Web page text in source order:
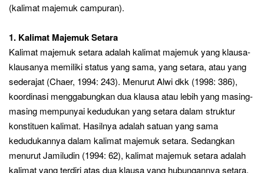
(kalimat majemuk campuran).
1. Kalimat Majemuk Setara
Kalimat majemuk setara adalah kalimat majemuk yang klausa-
klausanya memiliki status yang sama, yang setara, atau yang
sederajat (Chaer, 1994: 243). Menurut Alwi dkk (1998: 386),
koordinasi menggabungkan dua klausa atau lebih yang masing-
masing mempunyai kedudukan yang setara dalam struktur
konstituen kalimat. Hasilnya adalah satuan yang sama
kedudukannya dalam kalimat majemuk setara. Sedangkan
menurut Jamiludin (1994: 62), kalimat majemuk setara adalah
kalimat yang terdiri atas dua klausa yang hubungannya setara.